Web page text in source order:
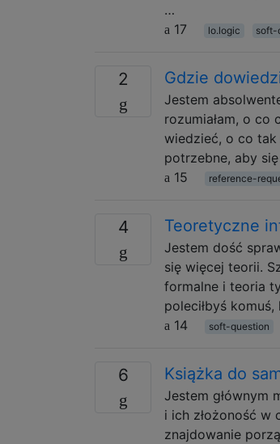
…
17
lo.logic soft-
2 Gdzie
Jestem
rozumiałam, o co
wiedzieć, o co
potrzebne, aby
15
reference-
4 Teoretyczne
Jestem dość
się więcej teorii.
formalne i teoria
poleciłbyś
14
soft-question
6 Książka do
Jestem głównym
i ich złożoność w
znajdowanie